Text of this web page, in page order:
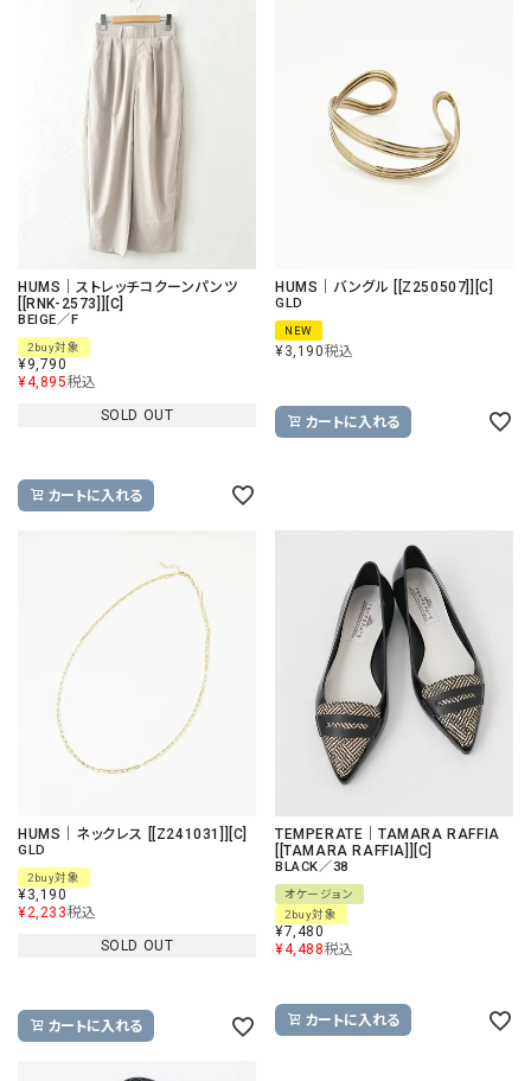
HUMS｜ストレッチコクーンパンツ
[[RNK-2573]][C]
BEIGE／F
2buy対象
¥9,790
¥4,895税込
SOLD OUT
カートに入れる
HUMS｜バングル [[Z250507]][C]
GLD
NEW
¥3,190税込
カートに入れる
HUMS｜ネックレス [[Z241031]][C]
GLD
2buy対象
¥3,190
¥2,233税込
SOLD OUT
カートに入れる
TEMPERATE｜TAMARA RAFFIA
[[TAMARA RAFFIA]][C]
BLACK／38
オケージョン
2buy対象
¥7,480
¥4,488税込
カートに入れる